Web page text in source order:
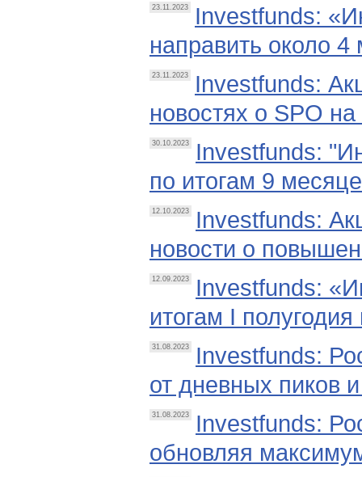
23.11.2023
Investfunds:
направить около
23.11.2023
Investfunds:
новостях о SPO
30.10.2023
Investfunds:
по итогам 9
12.10.2023
Investfunds:
новости о
12.09.2023
Investfunds:
итогам I
31.08.2023
Investfunds:
от дневных пиков
31.08.2023
Investfunds:
обновляя